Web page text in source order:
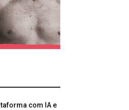
com IA e